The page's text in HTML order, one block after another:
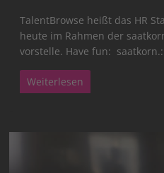
TalentBrowse heißt das HR
heute im Rahmen der
vorstelle. Have fun: saatkorn.:
Weiterlesen